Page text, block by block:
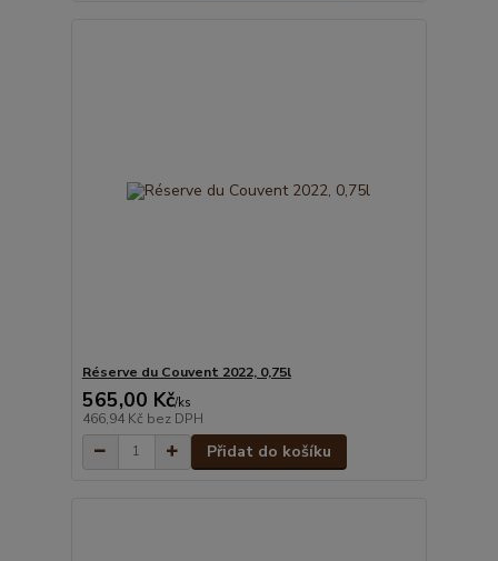
Réserve du Couvent 2022, 0,75l
565,00 Kč/ks
466,94 Kč bez DPH
Přidat do košíku